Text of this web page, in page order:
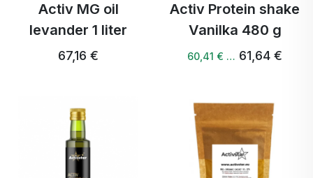
Activ MG oil
levander 1 liter
67,16 €
Activ Protein shake
Vanilka 480 g
60,41 € … 61,64 €